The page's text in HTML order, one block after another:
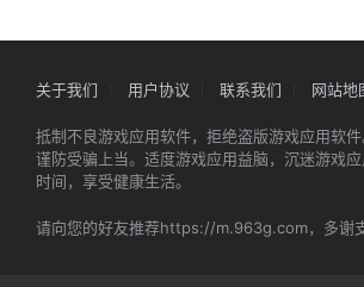
关于我们 用户协议 联系我们 网站地
抵制不良游戏应用软件，拒绝盗版游戏应用软件
谨防受骗上当。适度游戏应用益脑，沉迷游戏
时间，享受健康生活。
请向您的好友推荐https://m.963g.com，多谢支